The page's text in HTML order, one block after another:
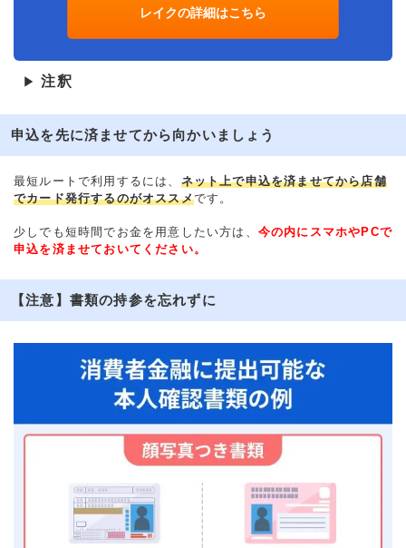
レイクの詳細はこちら
▶ 注釈
申込を先に済ませてから向かいましょう
最短ルートで利用するには、 ネット上で申込を済ませてから店舗
でカード発行するのがオススメです。
少しでも短時間でお金を用意したい方は、 今の内にスマホやPCで
申込を済ませておいてください。
【注意】書類の持参を忘れずに